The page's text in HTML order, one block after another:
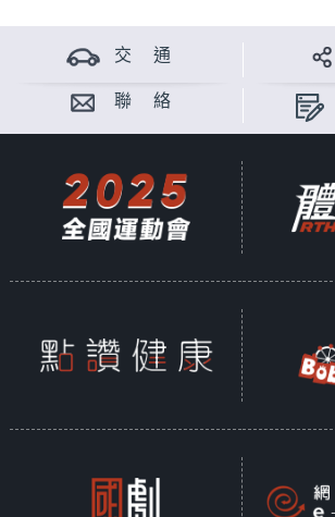
交 通
聯 絡